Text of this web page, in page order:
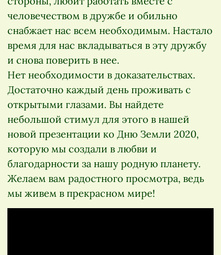
человечеством в дружбе и обильно
снабжает нас всем необходимым. Настало
время для нас вкладываться в эту дружбу
и снова поверить в нее.
Нет необходимости в доказательствах.
Достаточно каждый день проживать с
открытыми глазами. Вы найдете
небольшой стимул для этого в нашей
новой презентации ко Дню Земли 2020,
которую мы создали в любви и
благодарности за нашу родную планету.
Желаем вам радостного просмотра, ведь
мы живем в прекрасном мире!